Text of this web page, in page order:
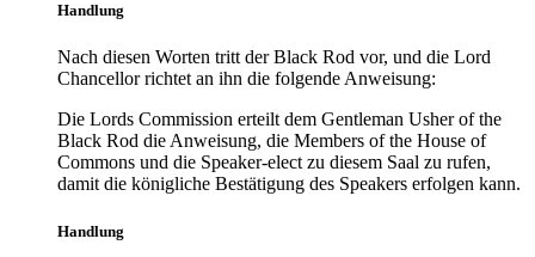
Handlung
Nach diesen Worten tritt der Black Rod vor, und die Lord
Chancellor richtet an ihn die folgende Anweisung:
Die Lords Commission erteilt dem Gentleman Usher of the
Black Rod die Anweisung, die Members of the House of
Commons und die Speaker-elect zu diesem Saal zu rufen,
damit die königliche Bestätigung des Speakers erfolgen kann.
Handlung